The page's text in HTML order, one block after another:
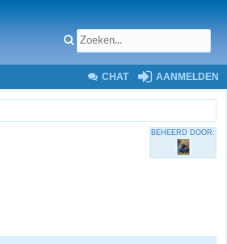
CHAT AANMELDEN
BEHEERD DOOR: